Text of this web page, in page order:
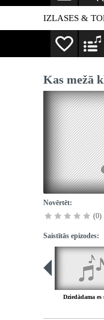
IZLASES &
Kas mežā
Novērtēt:
(0)
Saistītās epizodes:
Dziedādama es